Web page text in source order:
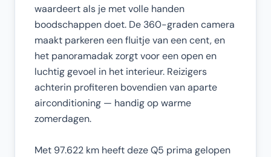
waardeert als je met volle handen
boodschappen doet. De 360-graden camera
maakt parkeren een fluitje van een cent, en
het panoramadak zorgt voor een open en
luchtig gevoel in het interieur. Reizigers
achterin profiteren bovendien van aparte
airconditioning — handig op warme
zomerdagen.
Met 97.622 km heeft deze Q5 prima gelopen